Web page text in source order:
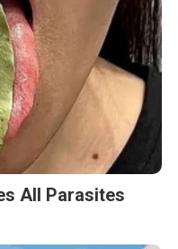
All Parasites